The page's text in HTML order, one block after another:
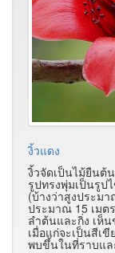
งิ้วแดง
งิ้วจัดเป็นไม้ยืน
รูปทรงพุ่มเป็นรูป
(บ้างว่าสูงประม
ประมาณ 15 เมต
ลำต้นและกิ่ง เห็
เมื่อแก่จะเป็นสีเ
พบขึ้นในที่ราบแ